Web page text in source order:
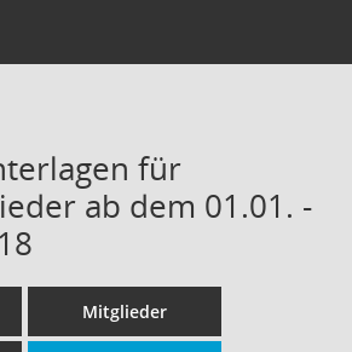
für
ab dem 01.01. -
Mitglieder